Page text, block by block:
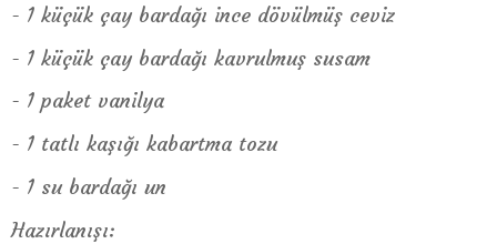
- 1 küçük çay bardağı ince dövülmüş ceviz
- 1 küçük çay bardağı kavrulmuş susam
- 1 paket vanilya
- 1 tatlı kaşığı kabartma tozu
- 1 su bardağı un
Hazırlanışı: